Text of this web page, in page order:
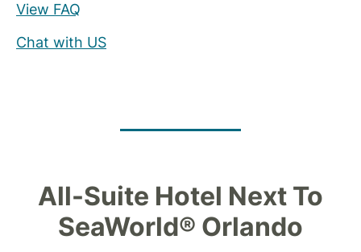
View FAQ
Chat with US
All-Suite Hotel Next To
SeaWorld® Orlando